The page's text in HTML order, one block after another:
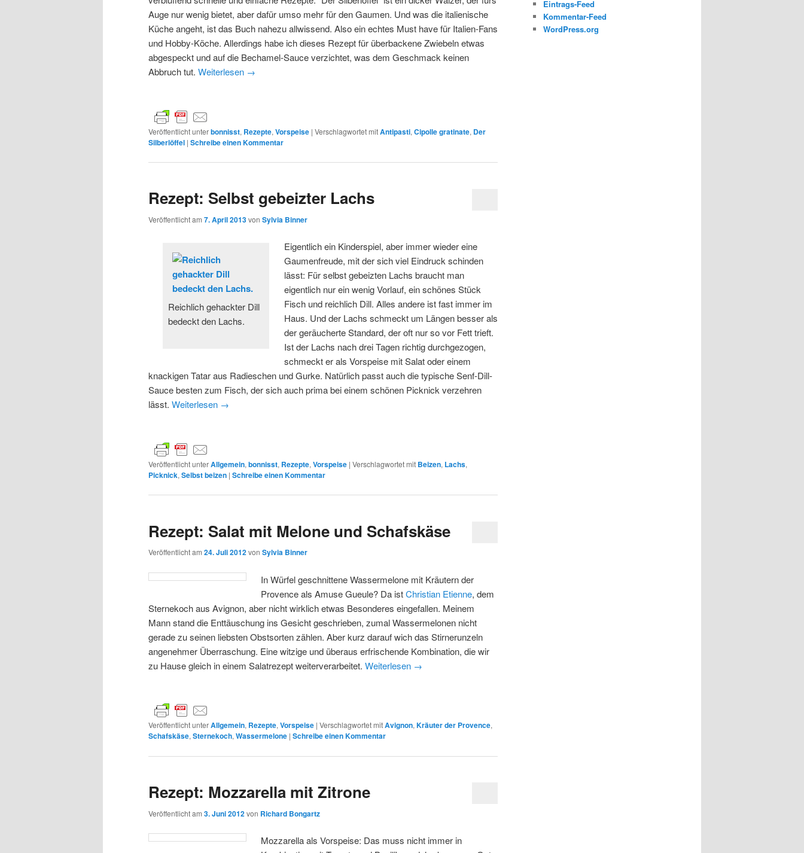
Auge nur wenig bietet, aber dafür umso mehr für den Gaumen. Und was die italienische
Küche angeht, ist das Buch nahezu allwissend. Also ein echtes Must have für Italien-Fans
und Hobby-Köche. Allerdings habe ich dieses Rezept für überbackene Zwiebeln etwas
abgespeckt und auf die Bechamel-Sauce verzichtet, was dem Geschmack keinen
Abbruch tut. Weiterlesen →
Veröffentlicht unterbonnisst, Rezepte, Vorspeise | Verschlagwortet mitAntipasti, Cipolle gratinate, Der
Silberlöffel | Schreibe einen Kommentar
Rezept: Selbst gebeizter Lachs
Veröffentlicht am 7. April 2013von Sylvia Binner
Reichlich gehackter Dill
bedeckt den Lachs.
Eigentlich ein Kinderspiel, aber immer wieder eine
Gaumenfreude, mit der sich viel Eindruck schinden
lässt: Für selbst gebeizten Lachs braucht man
eigentlich nur ein wenig Vorlauf, ein schönes Stück
Fisch und reichlich Dill. Alles andere ist fast immer im
Haus. Und der Lachs schmeckt um Längen besser als
der geräucherte Standard, der oft nur so vor Fett trieft.
Ist der Lachs nach drei Tagen richtig durchgezogen,
schmeckt er als Vorspeise mit Salat oder einem
knackigen Tatar aus Radieschen und Gurke. Natürlich passt auch die typische Senf-Dill-
Sauce besten zum Fisch, der sich auch prima bei einem schönen Picknick verzehren
lässt. Weiterlesen →
Veröffentlicht unterAllgemein, bonnisst, Rezepte, Vorspeise | Verschlagwortet mit Beizen, Lachs,
Picknick, Selbst beizen | Schreibe einen Kommentar
Rezept: Salat mit Melone und Schafskäse
Veröffentlicht am 24. Juli 2012von Sylvia Binner
In Würfel geschnittene Wassermelone mit Kräutern der
Provence als Amuse Gueule? Da istChristian Etienne, dem
Sternekoch aus Avignon, aber nicht wirklich etwas Besonderes eingefallen. Meinem
Mann stand die Enttäuschung ins Gesicht geschrieben, zumal Wassermelonen nicht
gerade zu seinen liebsten Obstsorten zählen. Aber kurz darauf wich das Stirnerunzeln
angenehmer Überraschung. Eine witzige und überaus erfrischende Kombination, die wir
zu Hause gleich in einem Salatrezept weiterverarbeitet. Weiterlesen →
Veröffentlicht unterAllgemein, Rezepte, Vorspeise | Verschlagwortet mitAvignon, Kräuter der Provence,
Schafskäse, Sternekoch, Wassermelone | Schreibe einen Kommentar
Rezept: Mozzarella mit Zitrone
Veröffentlicht am 3. Juni 2012von Richard Bongartz
Mozzarella als Vorspeise: Das muss nicht immer in
Eintrags-Feed
Kommentar-Feed
WordPress.org